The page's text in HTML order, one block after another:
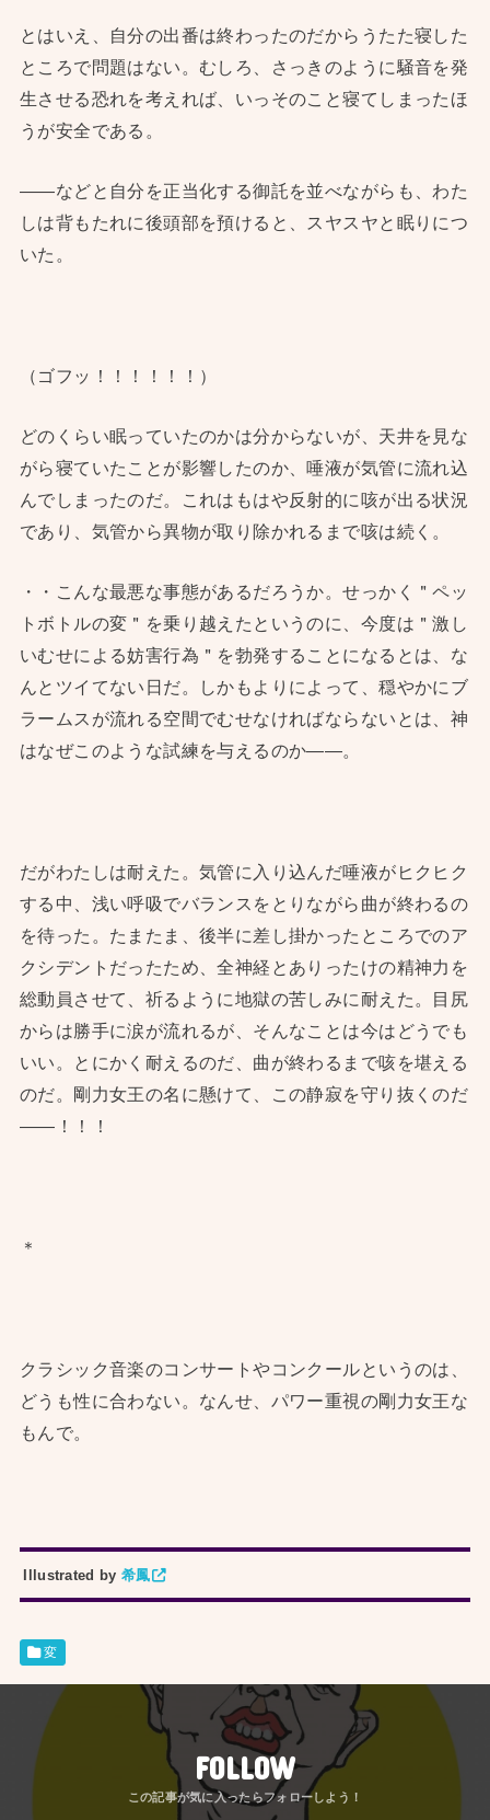
とはいえ、自分の出番は終わったのだからうたた寝した
ところで問題はない。むしろ、さっきのように騒音を発
生させる恐れを考えれば、いっそのこと寝てしまったほ
うが安全である。
——などと自分を正当化する御託を並べながらも、わた
しは背もたれに後頭部を預けると、スヤスヤと眠りにつ
いた。
（ゴフッ！！！！！！）
どのくらい眠っていたのかは分からないが、天井を見な
がら寝ていたことが影響したのか、唾液が気管に流れ込
んでしまったのだ。これはもはや反射的に咳が出る状況
であり、気管から異物が取り除かれるまで咳は続く。
・・こんな最悪な事態があるだろうか。せっかく＂ペッ
トボトルの変＂を乗り越えたというのに、今度は＂激し
いむせによる妨害行為＂を勃発することになるとは、な
んとツイてない日だ。しかもよりによって、穏やかにブ
ラームスが流れる空間でむせなければならないとは、神
はなぜこのような試練を与えるのか——。
だがわたしは耐えた。気管に入り込んだ唾液がヒクヒク
する中、浅い呼吸でバランスをとりながら曲が終わるの
を待った。たまたま、後半に差し掛かったところでのア
クシデントだったため、全神経とありったけの精神力を
総動員させて、祈るように地獄の苦しみに耐えた。目尻
からは勝手に涙が流れるが、そんなことは今はどうでも
いい。とにかく耐えるのだ、曲が終わるまで咳を堪える
のだ。剛力女王の名に懸けて、この静寂を守り抜くのだ
——！！！
＊
クラシック音楽のコンサートやコンクールというのは、
どうも性に合わない。なんせ、パワー重視の剛力女王な
もんで。
Illustrated by 希鳳
変
FOLLOW